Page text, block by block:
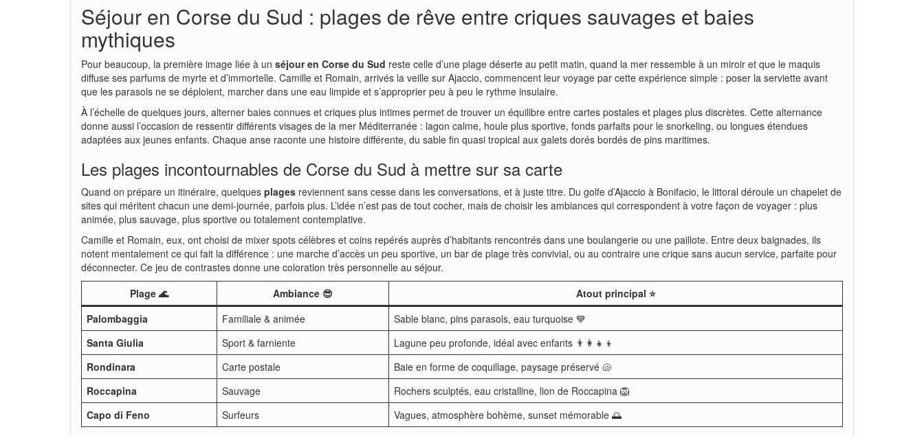
Séjour en Corse du Sud : plages de rêve entre criques sauvages et baies
mythiques
Pour beaucoup, la première image liée à un séjour en Corse du Sud reste celle d’une plage déserte au petit matin, quand la mer ressemble à un miroir et que le maquis
diffuse ses parfums de myrte et d’immortelle. Camille et Romain, arrivés la veille sur Ajaccio, commencent leur voyage par cette expérience simple : poser la serviette avant
que les parasols ne se déploient, marcher dans une eau limpide et s’approprier peu à peu le rythme insulaire.
À l’échelle de quelques jours, alterner baies connues et criques plus intimes permet de trouver un équilibre entre cartes postales et plages plus discrètes. Cette alternance
donne aussi l’occasion de ressentir différents visages de la mer Méditerranée : lagon calme, houle plus sportive, fonds parfaits pour le snorkeling, ou longues étendues
adaptées aux jeunes enfants. Chaque anse raconte une histoire différente, du sable fin quasi tropical aux galets dorés bordés de pins maritimes.
Les plages incontournables de Corse du Sud à mettre sur sa carte
Quand on prépare un itinéraire, quelques plages reviennent sans cesse dans les conversations, et à juste titre. Du golfe d’Ajaccio à Bonifacio, le littoral déroule un chapelet de
sites qui méritent chacun une demi-journée, parfois plus. L’idée n’est pas de tout cocher, mais de choisir les ambiances qui correspondent à votre façon de voyager : plus
animée, plus sauvage, plus sportive ou totalement contemplative.
Camille et Romain, eux, ont choisi de mixer spots célèbres et coins repérés auprès d’habitants rencontrés dans une boulangerie ou une paillote. Entre deux baignades, ils
notent mentalement ce qui fait la différence : une marche d’accès un peu sportive, un bar de plage très convivial, ou au contraire une crique sans aucun service, parfaite pour
déconnecter. Ce jeu de contrastes donne une coloration très personnelle au séjour.
Plage 🌊
Ambiance 😎
Atout principal ⭐
Palombaggia
Familiale & animée
Sable blanc, pins parasols, eau turquoise 💙
Santa Giulia
Sport & farniente
Lagune peu profonde, idéal avec enfants 👨‍👩‍👧‍👦
Rondinara
Carte postale
Baie en forme de coquillage, paysage préservé 🐚
Roccapina
Sauvage
Rochers sculptés, eau cristalline, lion de Roccapina 🦁
Capo di Feno
Surfeurs Vagues, atmosphère bohème, sunset mémorable 🌅